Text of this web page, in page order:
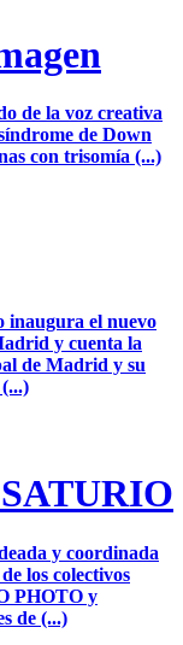
de la voz creativa
de Down
con trisomía (...)
inaugura el nuevo
y cuenta la
de Madrid y su
y coordinada
los colectivos
PHOTO y
de (...)